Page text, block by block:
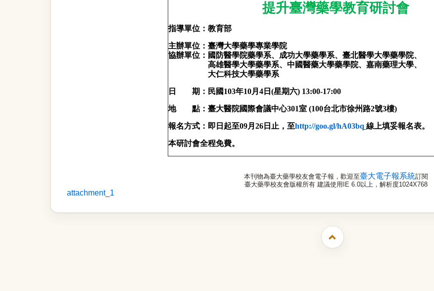
提升臺灣藥學教育研討會
指導單位：教育部
主辦單位：臺灣大學藥學專業學院
協辦單位：國防醫學院藥學系、成功大學藥學系、臺北醫學大學藥學院、
高雄醫學大學藥學系、中國醫藥大學藥學院、嘉南藥理大學、
大仁科技大學藥學系
日 期：民國103年10月 4日 (星期六) 13:00-17:00
地 點：臺大醫院國際會議中心301室(100台北市徐州路2號3樓)
報名方式：即日起至09月 26日止，至http://goo.gl/hA03bq 線上填妥報名表。
本研討會全程免費。
本刊物為臺大藥學校友會電子報，歡迎至臺大電子報系統訂閱
臺大藥學校友會版權所有 建議使用IE 6.0以上，解析度1024X768
attachment_1